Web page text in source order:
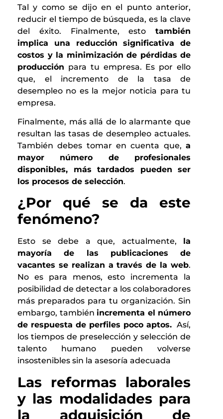
Tal y como se dijo en el punto anterior,
reducir el tiempo de búsqueda, es la clave
del éxito. Finalmente, esto también
implica una reducción significativa de
costos y la minimización de pérdidas de
producción para tu empresa. Es por ello
que, el incremento de la tasa de
desempleo no es la mejor noticia para tu
empresa.
Finalmente, más allá de lo alarmante que
resultan las tasas de desempleo actuales.
También debes tomar en cuenta que, a
mayor número de profesionales
disponibles, más tardados pueden ser
los procesos de selección.
¿Por qué se da este
fenómeno?
Esto se debe a que, actualmente, la
mayoría de las publicaciones de
vacantes se realizan a través de la web.
No es para menos, esto incrementa la
posibilidad de detectar a los colaboradores
más preparados para tu organización. Sin
embargo, también incrementa el número
de respuesta de perfiles poco aptos. Así,
los tiempos de preselección y selección de
talento humano pueden volverse
insostenibles sin la asesoría adecuada
Las reformas laborales
y las modalidades para
la adquisición de